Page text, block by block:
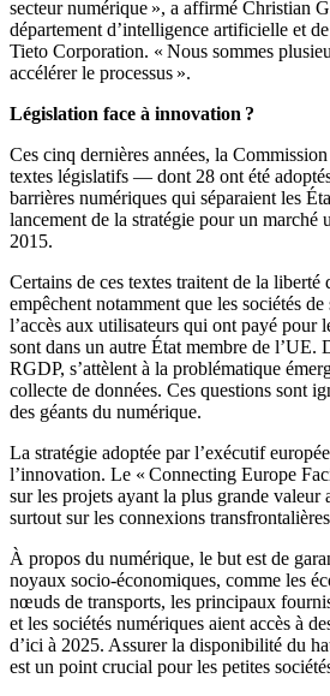
secteur numérique », a affirmé Christian
département d’intelligence artificielle et
Tieto Corporation. « Nous sommes
accélérer le processus ».
Législation face à innovation ?
Ces cinq dernières années, la
textes législatifs — dont 28 ont été
barrières numériques qui séparaient les
lancement de la stratégie pour un marché
2015.
Certains de ces textes traitent de la liberté
empêchent notamment que les sociétés
l’accès aux utilisateurs qui ont payé pour
sont dans un autre État membre de l’UE.
RGDP, s’attèlent à la problématique
collecte de données. Ces questions sont
des géants du numérique.
La stratégie adoptée par l’exécutif
l’innovation. Le « Connecting Europe
sur les projets ayant la plus grande valeur
surtout sur les connexions
À propos du numérique, le but est de
noyaux socio-économiques, comme les
nœuds de transports, les principaux
et les sociétés numériques aient accès à
d’ici à 2025. Assurer la disponibilité du
est un point crucial pour les petites